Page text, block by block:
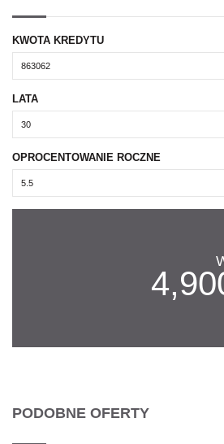
KWOTA KREDYTU
LATA
OPROCENTOWANIE ROCZNE
PODOBNE OFERTY